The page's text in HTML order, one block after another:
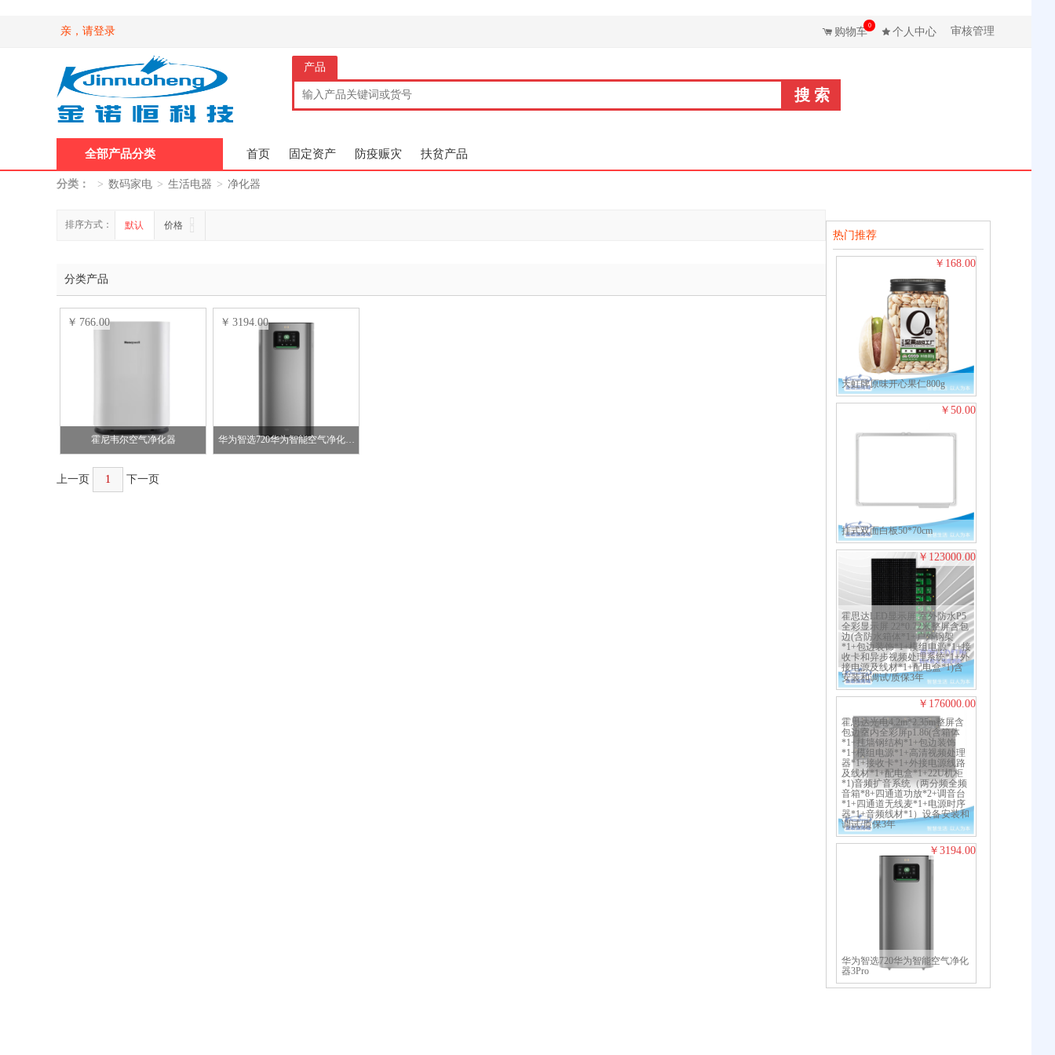
亲，请登录 购物车
0
个人中心 审核管理
产品
全部产品分类 首页 固定资产 防疫赈灾 扶贫产品
分类： > 数码家电 > 生活电器 > 净化器
排序方式： 默认 价格
分类产品
霍尼韦尔空气净化器
766.00
华为智选720华为智能空气净化器3Pro
3194.00
上一页 1 下一页
热门推荐
天虹牌原味开心果仁800g
168.00
挂式双面白板50*70cm
50.00
霍思达LED显示屏 室外防水P5
全彩显示屏 22*0.72米整屏含包
边(含防水箱体*1+户外钢架
*1+包边装饰*1+模组电源*1+接
收卡和异步视频处理系统*1+外
接电源及线材*1+配电盒*1)含
安装和调试/质保3年
123000.00
霍思达光电4.2m*2.35m整屏含
包边室内全彩屏p1.86(含箱体
*1+挂墙钢结构*1+包边装饰
*1+模组电源*1+高清视频处理
器*1+接收卡*1+外接电源线路
及线材*1+配电盒*1+22U机柜
*1)音频扩音系统（两分频全频
音箱*8+四通道功放*2+调音台
*1+四通道无线麦*1+电源时序
器*1+音频线材*1）设备安装和
调试/质保3年
176000.00
华为智选720华为智能空气净化
器3Pro
3194.00